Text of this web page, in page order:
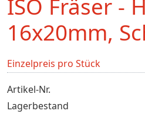
ISO Fräser -
16x20mm,
Einzelpreis pro Stück
Artikel-Nr.
Lagerbestand